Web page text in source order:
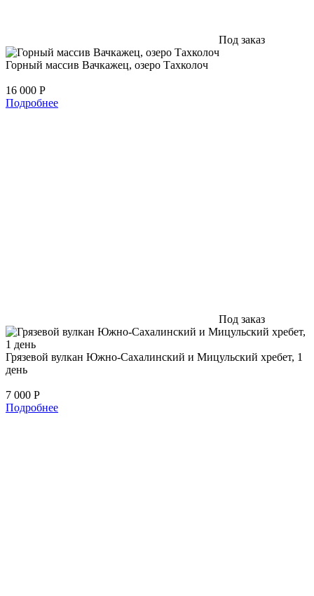
Под заказ
Горный массив Вачкажец, озеро Тахколоч
16 000 Р
Подробнее
Под заказ
Грязевой вулкан Южно-Сахалинский и Мицульский хребет, 1
день
7 000 Р
Подробнее